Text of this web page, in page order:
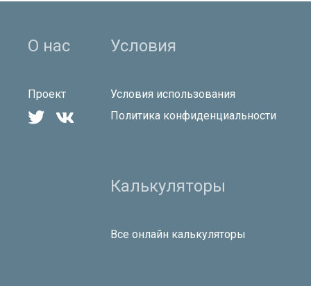
О нас
Проект
 
Условия
Условия использования
Политика конфиденциальности
Калькуляторы
Все онлайн калькуляторы